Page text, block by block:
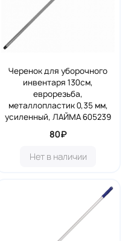
Черенок для уборочного
инвентаря 130см,
еврорезьба,
металлопластик 0,35 мм,
усиленный, ЛАЙМА 605239
80₽
Нет в наличии